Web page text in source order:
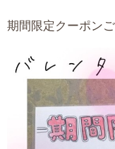
期間限定クーポン